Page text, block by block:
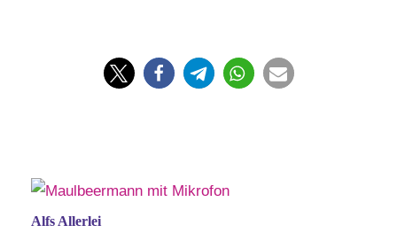
Alfs Allerlei